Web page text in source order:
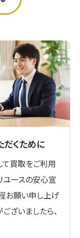
だくために
て買取をご利用
ユースの安心宣
お願い申し上げ
ざいましたら、